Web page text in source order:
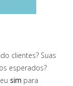
clientes? Suas
esperados?
sim para